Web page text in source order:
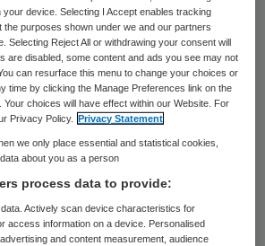
de bijhorende Award
in ontvangst nemen van
Günther Oettinger.
tijdens de driedaagse
ouder worden 74
van voorbeeldregio,
vier Nederlandse regio’s. In
staan de werkzaamheden
your device. Selecting I Accept enables tracking
the purposes shown under we and our partners
Selecting Reject All or withdrawing your consent will
are disabled, some content and ads you see may not
can resurface this menu to change your choices or
time by clicking the Manage Preferences link on the
Your choices will have effect within our Website. For
Privacy Policy.
Privacy Statement
we only place essential and statistical cookies,
about you as a person
process data to provide:
Actively scan device characteristics for
access information on a device. Personalised
and content measurement, audience